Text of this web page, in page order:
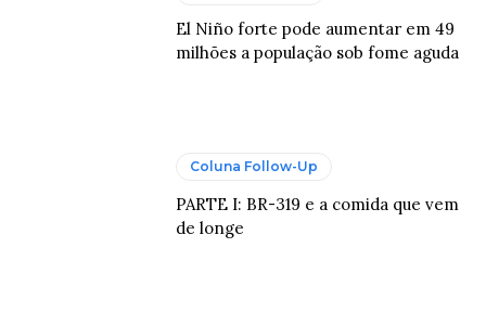
El Niño forte pode aumentar em 49
milhões a população sob fome aguda
Coluna Follow-Up
PARTE I: BR-319 e a comida que vem
de longe